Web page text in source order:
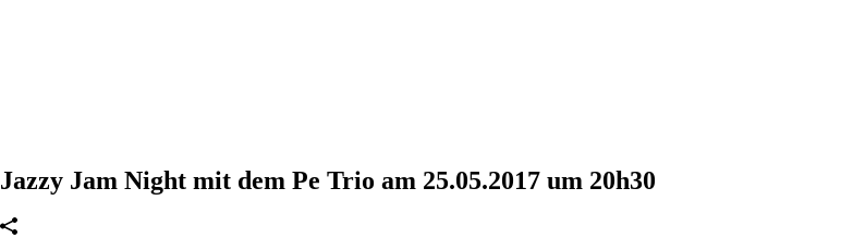
Jazzy Jam Night mit dem Pe Trio am 25.05.2017 um 20h30